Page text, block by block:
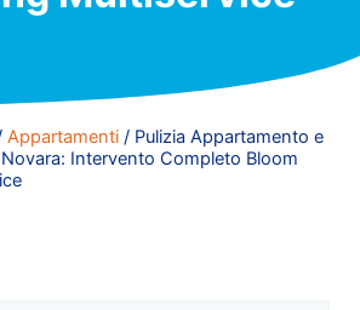
Appartamenti /Pulizia Appartamento e
Intervento Completo Bloom